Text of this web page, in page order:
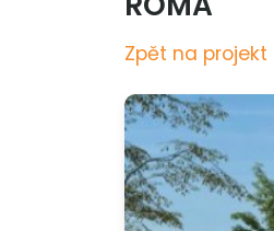
Zpět na projekt